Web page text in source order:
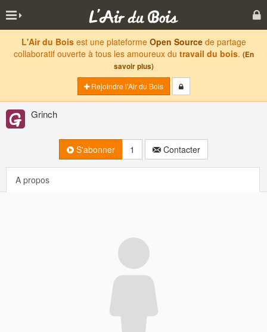
L'Air du Boisest une plateforme Open Sourcede partage
collaboratif ouverte à tous les amoureux du travail du bois. (En
savoir plus)
Rejoindre l'Air du Bois
Grinch
S'abonner 1 Contacter
A propos